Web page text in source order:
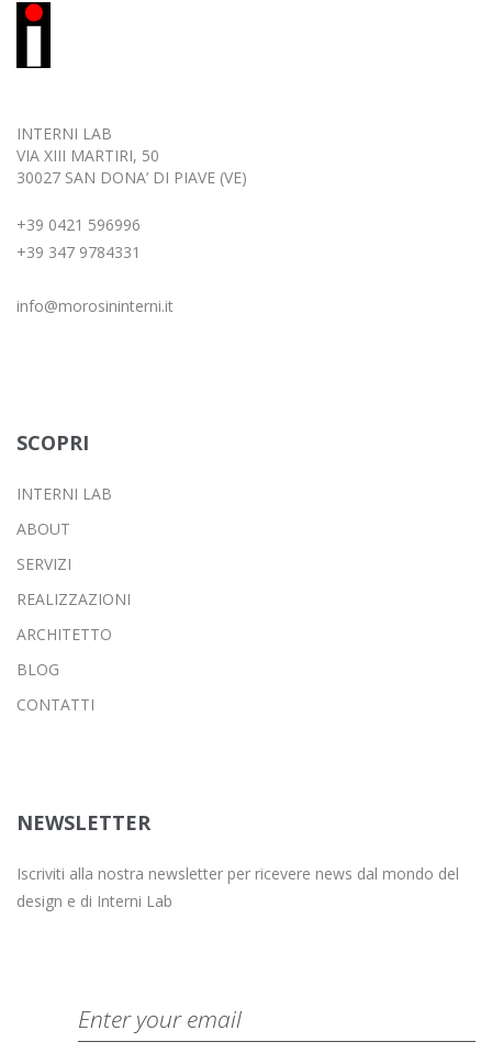
INTERNI LAB
VIA XIII MARTIRI, 50
30027 SAN DONA’ DI PIAVE (VE)
+39 0421 596996
+39 347 9784331
info@morosininterni.it
SCOPRI
INTERNI LAB
ABOUT
SERVIZI
REALIZZAZIONI
ARCHITETTO
BLOG
CONTATTI
NEWSLETTER
Iscriviti alla nostra newsletter per ricevere news dal mondo del
design e di Interni Lab